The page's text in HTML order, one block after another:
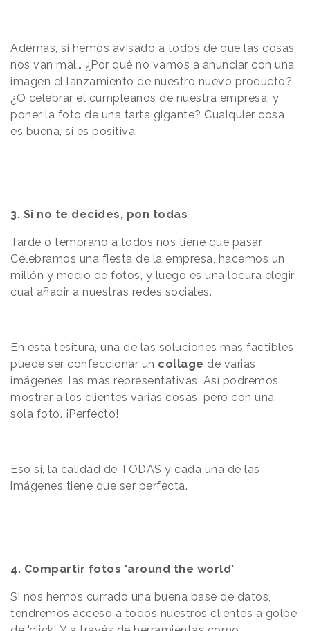
Además, si hemos avisado a todos de que las cosas
nos van mal… ¿Por qué no vamos a anunciar con una
imagen el lanzamiento de nuestro nuevo producto?
¿O celebrar el cumpleaños de nuestra empresa, y
poner la foto de una tarta gigante? Cualquier cosa
es buena, si es positiva.
3. Si no te decides, pon todas
Tarde o temprano a todos nos tiene que pasar.
Celebramos una fiesta de la empresa, hacemos un
millón y medio de fotos, y luego es una locura elegir
cual añadir a nuestras redes sociales.
En esta tesitura, una de las soluciones más factibles
puede ser confeccionar un collage de varias
imágenes, las más representativas. Así podremos
mostrar a los clientes varias cosas, pero con una
sola foto. ¡Perfecto!
Eso si, la calidad de TODAS y cada una de las
imágenes tiene que ser perfecta.
4. Compartir fotos 'around the world'
Si nos hemos currado una buena base de datos,
tendremos acceso a todos nuestros clientes a golpe